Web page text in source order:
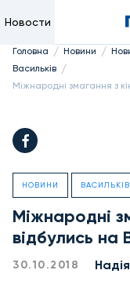
Новости
Головна / Новини /
Васильків /
Міжнародні змагання з
НОВИНИ ВАСИЛЬКІВ
Міжнародні
відбулись на
30.10.2018